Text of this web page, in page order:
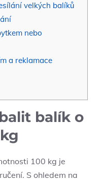
velkých balíků
⁢nebo​
‌a reklamace
balík ‌o‌
100 ​kg je
S ohledem na